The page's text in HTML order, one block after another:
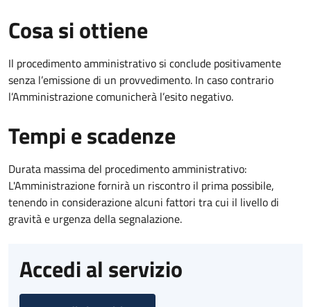
Cosa si ottiene
Il procedimento amministrativo si conclude positivamente
senza l’emissione di un provvedimento. In caso contrario
l’Amministrazione comunicherà l’esito negativo.
Tempi e scadenze
Durata massima del procedimento amministrativo:
L'Amministrazione fornirà un riscontro il prima possibile,
tenendo in considerazione alcuni fattori tra cui il livello di
gravità e urgenza della segnalazione.
Accedi al servizio